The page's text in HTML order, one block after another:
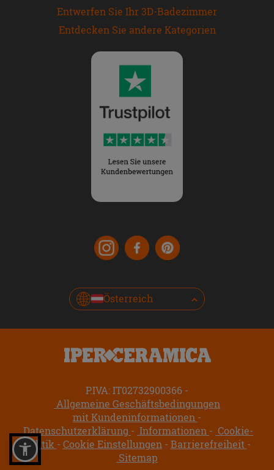
Entwerfen Sie Ihr 3D-Badezimmer
Entdecken Sie andere Kategorien
Österreich
P.IVA: IT02732900366
Allgemeine Geschäftsbedingungen
mit Kundeninformationen
Datenschutzerklärung
Informationen
Cookie-
Politik
Cookie Einstellungen
Barrierefreiheit
Sitemap